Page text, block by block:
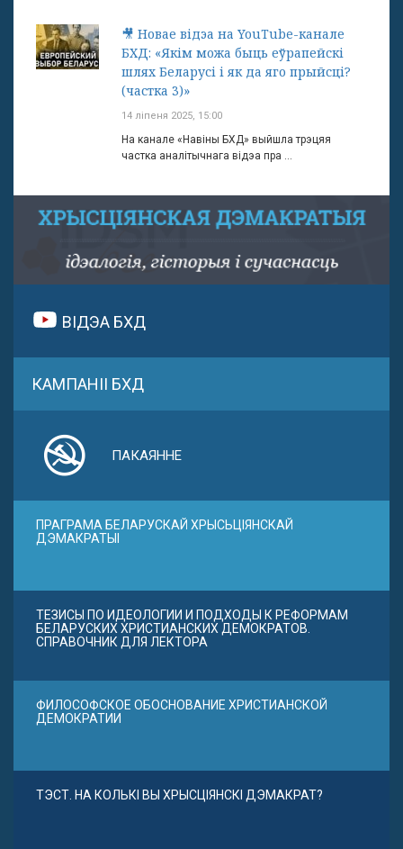
🎥 Новае відэа на YouTube-канале
БХД: «Якім можа быць еўрапейскі
шлях Беларусі і як да яго прыйсці?
(частка 3)»
14 ліпеня 2025, 15:00
На канале «Навіны БХД» выйшла трэцяя
частка аналітычнага відэа пра ...
ВІДЭА БХД
КАМПАНІІ БХД
ПАКАЯННЕ
ПРАГРАМА БЕЛАРУСКАЙ ХРЫСЬЦІЯНСКАЙ
ДЭМАКРАТЫІ
ТЕЗИСЫ ПО ИДЕОЛОГИИ И ПОДХОДЫ К РЕФОРМАМ
БЕЛАРУСКИХ ХРИСТИАНСКИХ ДЕМОКРАТОВ.
СПРАВОЧНИК ДЛЯ ЛЕКТОРА
ФИЛОСОФСКОЕ ОБОСНОВАНИЕ ХРИСТИАНСКОЙ
ДЕМОКРАТИИ
ТЭСТ. НА КОЛЬКІ ВЫ ХРЫСЦІЯНСКІ ДЭМАКРАТ?